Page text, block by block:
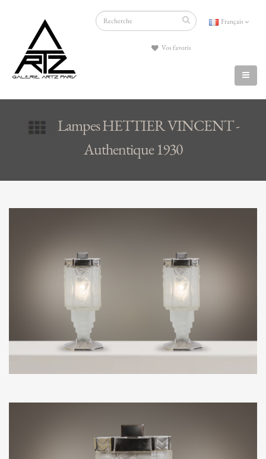
Français
Vos favoris
Lampes HETTIER VINCENT -
Authentique 1930